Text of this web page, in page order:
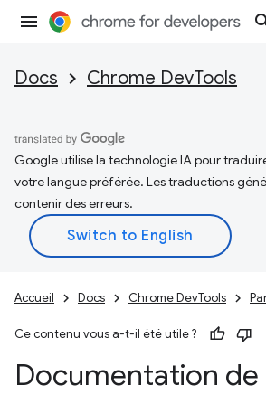
Docs Chrome DevTools
Google utilise la technologie IA pour
votre langue préférée. Les traductions
contenir des erreurs.
Accueil Docs Chrome DevTools
Ce contenu vous a-t-il été utile ?
Documentation